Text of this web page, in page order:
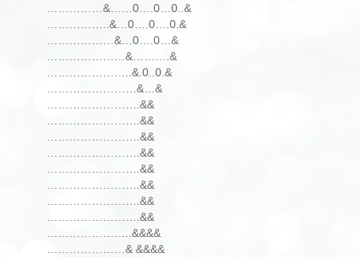
……………&……0….0…0..&
……………..&…0….0….0.&
………………&…0….0…&
…………………&……….&
…………………..&.0..0.&
……………………&…&
…………………….&&
…………………….&&
…………………….&&
…………………….&&
…………………….&&
…………………….&&
…………………….&&
…………………….&&
…………………..&&&&
…………………& &&&&